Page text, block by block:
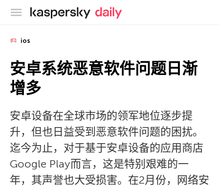
卡巴斯基官方博客
ios
安卓系统恶意软件问题日渐
增多
安卓设备在全球市场的领军地位逐步提
升，但也日益受到恶意软件问题的困扰。
迄今为止，对于基于安卓设备的应用商店
Google Play而言，这是特别艰难的一
年，其声誉也大受损害。在2月份，网络安